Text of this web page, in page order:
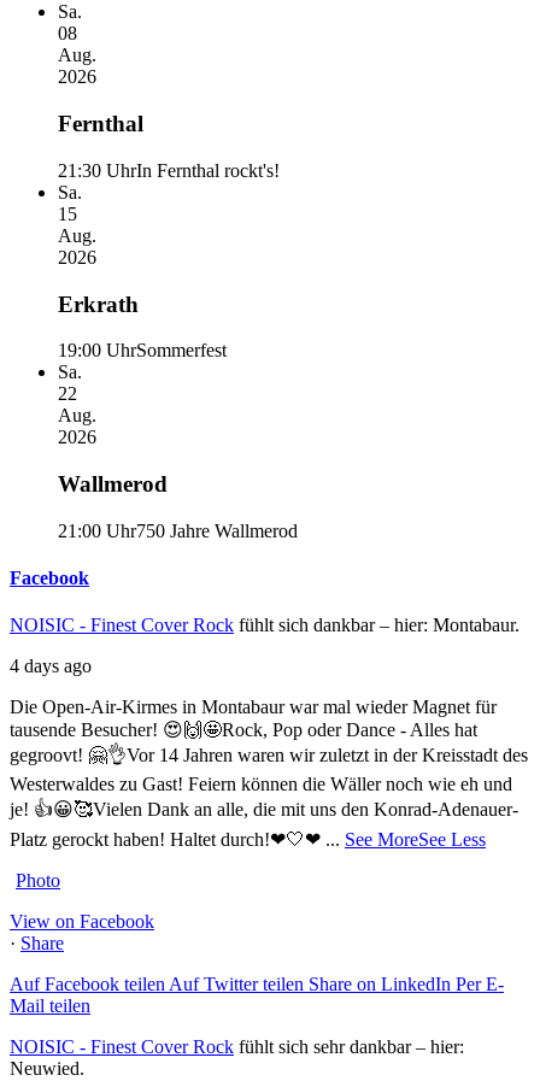
Sa.
08
Aug.
2026
Fernthal
21:30 UhrIn Fernthal rockt's!
Sa.
15
Aug.
2026
Erkrath
19:00 UhrSommerfest
Sa.
22
Aug.
2026
Wallmerod
21:00 Uhr750 Jahre Wallmerod
Facebook
NOISIC - Finest Cover Rock fühlt sich dankbar – hier: Montabaur.
4 days ago
Die Open-Air-Kirmes in Montabaur war mal wieder Magnet für
tausende Besucher! 😍🙌🤩Rock, Pop oder Dance - Alles hat
gegroovt! 🤗👌Vor 14 Jahren waren wir zuletzt in der Kreisstadt des
Westerwaldes zu Gast! Feiern können die Wäller noch wie eh und
je! 👍😀🥰Vielen Dank an alle, die mit uns den Konrad-Adenauer-
Platz gerockt haben! Haltet durch!❤🤍❤ ... See MoreSee Less
Photo
View on Facebook
· Share
Auf Facebook teilen Auf Twitter teilen Share on LinkedIn Per E-
Mail teilen
NOISIC - Finest Cover Rock fühlt sich sehr dankbar – hier:
Neuwied.